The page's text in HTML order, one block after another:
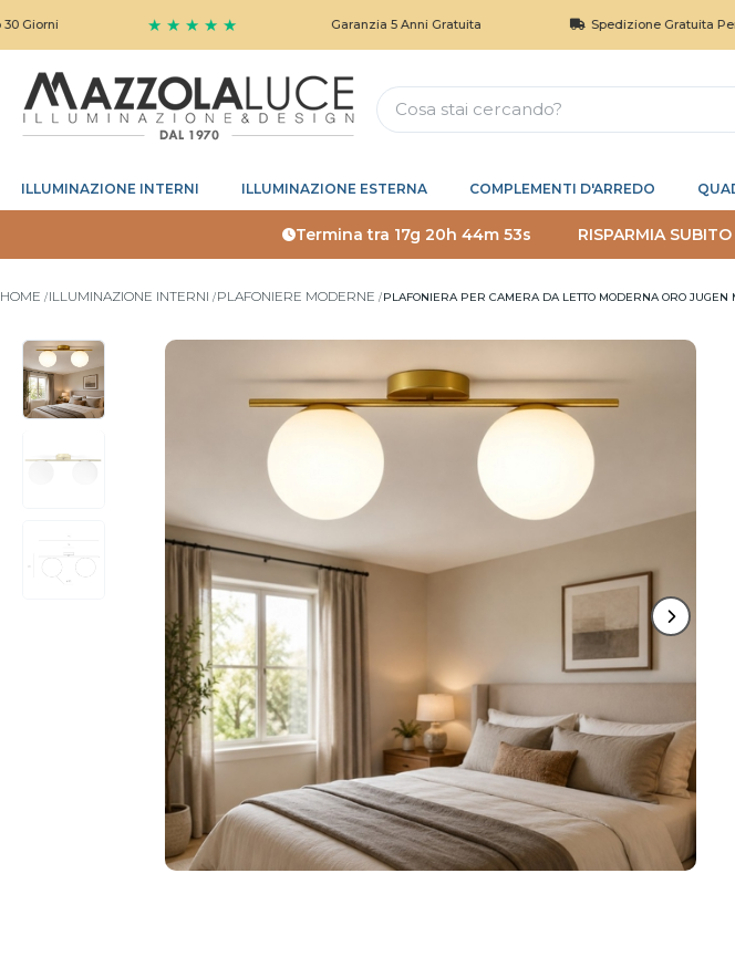
★ ★ ★ ★ ★ Garanzia 5 Anni Gratuita Spedizione Gratuita Per L'Italia
ILLUMINAZIONE INTERNI ILLUMINAZIONE ESTERNA COMPLEMENTI D'ARREDO
Termina tra 17g 20h 44m 53s RISPARMIA
HOME ILLUMINAZIONE INTERNI PLAFONIERE MODERNE PLAFONIERA PER CAMERA DA LETTO MODERNA ORO JUGEN